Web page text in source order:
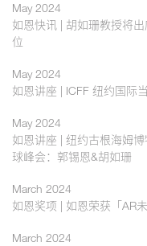
May 2024
如恩快讯 | 胡如珊教授将
位
May 2024
如恩讲座 | ICFF 纽约国际
May 2024
如恩讲座 | 纽约古根海姆
球峰会：郭锡恩&胡如珊
March 2024
如恩奖项 | 如恩荣获「AR
March 2024